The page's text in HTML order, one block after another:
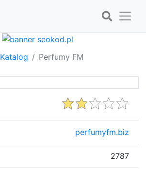
Katalog Perfumy FM
perfumyfm.biz
2787